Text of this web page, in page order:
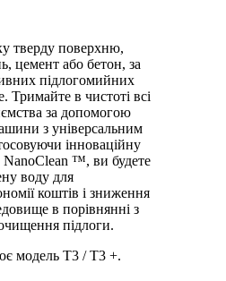
тверду поверхню,
цемент або бетон, за
підлогомийних
в чистоті всі
за допомогою
з універсальним
інноваційну
NanoClean ™, ви будете
воду для
коштів і зниження
в порівнянні з
підлоги.
модель T3 / T3 +.